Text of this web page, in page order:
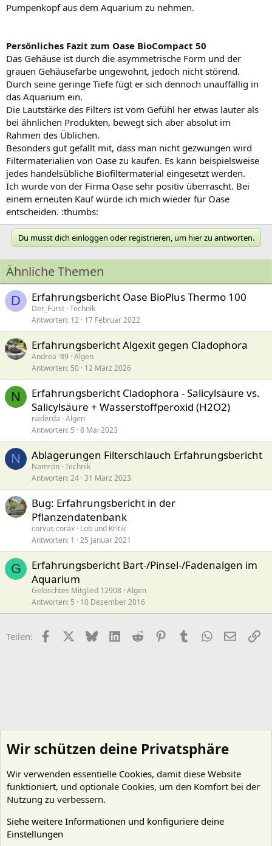
Pumpenkopf aus dem Aquarium zu nehmen.
Persönliches Fazit zum Oase BioCompact 50
Das Gehäuse ist durch die asymmetrische Form und der
grauen Gehäusefarbe ungewohnt, jedoch nicht störend.
Durch seine geringe Tiefe fügt er sich dennoch unauffällig in
das Aquarium ein.
Die Lautstärke des Filters ist vom Gefühl her etwas lauter als
bei ähnlichen Produkten, bewegt sich aber absolut im
Rahmen des Üblichen.
Besonders gut gefällt mit, dass man nicht gezwungen wird
Filtermaterialien von Oase zu kaufen. Es kann beispielsweise
jedes handelsübliche Biofiltermaterial eingesetzt werden.
Ich wurde von der Firma Oase sehr positiv überrascht. Bei
einem erneuten Kauf würde ich mich wieder für Oase
entscheiden. :thumbs:
Du musst dich einloggen oder registrieren, um hier zu antworten.
Ähnliche Themen
D Erfahrungsbericht Oase BioPlus Thermo 100
Der_Fürst Technik
Antworten 12 17 Februar 2022
Erfahrungsbericht Algexit gegen Cladophora
Andrea '89 Algen
Antworten 50 12 März 2026
N
Erfahrungsbericht Cladophora - Salicylsäure vs.
Salicylsäure + Wasserstoffperoxid (H2O2)
naderda Algen
Antworten 5 8 Mai 2023
N Ablagerungen Filterschlauch Erfahrungsbericht
Namron Technik
Antworten 24 31 März 2023
Bug: Erfahrungsbericht in der
Pflanzendatenbank
corvus corax Lob und Kritik
Antworten 1 25 Januar 2021
G
Erfahrungsbericht Bart-/Pinsel-/Fadenalgen im
Aquarium
Gelöschtes Mitglied 12908 Algen
Antworten 5 10 Dezember 2016
Teilen: FacebookX (Twitter)
BlueskyLinkedIn
Reddit PinterestTumblr WhatsApp
E-Mail
Wir schützen deine Privatsphäre
Wir verwenden essentielle Cookies, damit diese Website
funktioniert, und optionale Cookies, um den Komfort bei der
Nutzung zu verbessern.
Siehe weitere Informationen und konfiguriere deine
Einstellungen